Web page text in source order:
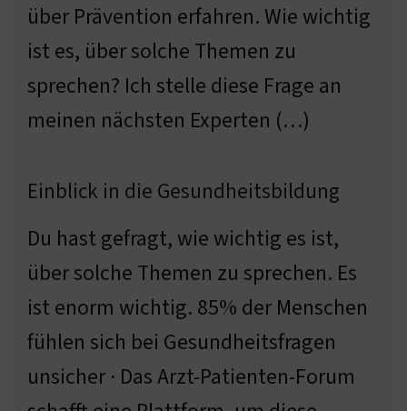
über Prävention erfahren. Wie wichtig
ist es, über solche Themen zu
sprechen? Ich stelle diese Frage an
meinen nächsten Experten (…)
Einblick in die Gesundheitsbildung
Du hast gefragt, wie wichtig es ist,
über solche Themen zu sprechen. Es
ist enorm wichtig. 85% der Menschen
fühlen sich bei Gesundheitsfragen
unsicher · Das Arzt-Patienten-Forum